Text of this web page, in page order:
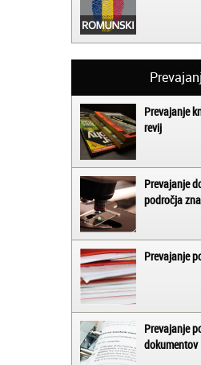
Prevajanje
revij
Prevajanje
področja
Prevajanje
Prevajanje
dokumentov